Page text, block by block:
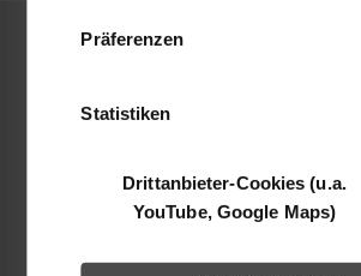
Daten zusammen, die Sie ihnen
haben oder die sie im Rahmen
Präferenzen
Statistiken
Drittanbieter-Cookies (u.a.
YouTube, Google Maps)